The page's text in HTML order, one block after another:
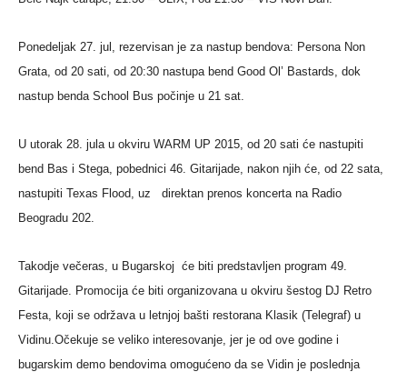
Ponedeljak 27. jul, rezervisan je za nastup bendova: Persona Non
Grata, od 20 sati, od 20:30 nastupa bend Good Ol’ Bastards, dok
nastup benda School Bus počinje u 21 sat.
U utorak 28. jula u okviru WARM UP 2015, od 20 sati će nastupiti
bend Bas i Stega, pobednici 46. Gitarijade, nakon njih će, od 22 sata,
nastupiti Texas Flood, uz direktan prenos koncerta na Radio
Beogradu 202.
Takodje večeras, u Bugarskoj će biti predstavljen program 49.
Gitarijade. Promocija će biti organizovana u okviru šestog DJ Retro
Festa, koji se održava u letnjoj bašti restorana Klasik (Telegraf) u
Vidinu.Očekuje se veliko interesovanje, jer je od ove godine i
bugarskim demo bendovima omogućeno da se Vidin je poslednja